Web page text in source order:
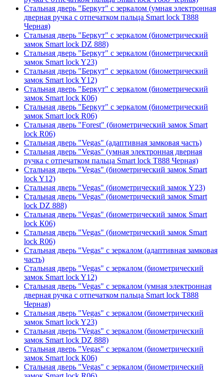
Стальная дверь "Беркут" с зеркалом (умная электронная
дверная ручка с отпечатком пальца Smart lock T888
Черная)
Стальная дверь "Беркут" с зеркалом (биометрический
замок Smart lock DZ 888)
Стальная дверь "Беркут" с зеркалом (биометрический
замок Smart lock Y23)
Стальная дверь "Беркут" с зеркалом (биометрический
замок Smart lock Y12)
Стальная дверь "Беркут" с зеркалом (биометрический
замок Smart lock К06)
Стальная дверь "Беркут" с зеркалом (биометрический
замок Smart lock R06)
Стальная дверь "Forest" (биометрический замок Smart
lock R06)
Стальная дверь "Vegas" (адаптивная замковая часть)
Стальная дверь "Vegas" (умная электронная дверная
ручка с отпечатком пальца Smart lock T888 Черная)
Стальная дверь "Vegas" (биометрический замок Smart
lock Y12)
Стальная дверь "Vegas" (биометрический замок Y23)
Стальная дверь "Vegas" (биометрический замок Smart
lock DZ 888)
Стальная дверь "Vegas" (биометрический замок Smart
lock К06)
Стальная дверь "Vegas" (биометрический замок Smart
lock R06)
Стальная дверь "Vegas" с зеркалом (адаптивная замковая
часть)
Стальная дверь "Vegas" с зеркалом (биометрический
замок Smart lock Y12)
Стальная дверь "Vegas" с зеркалом (умная электронная
дверная ручка с отпечатком пальца Smart lock T888
Черная)
Стальная дверь "Vegas" с зеркалом (биометрический
замок Smart lock Y23)
Стальная дверь "Vegas" с зеркалом (биометрический
замок Smart lock DZ 888)
Стальная дверь "Vegas" с зеркалом (биометрический
замок Smart lock К06)
Стальная дверь "Vegas" с зеркалом (биометрический